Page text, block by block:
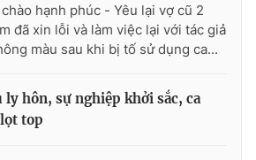
báo VTV
in và báo điện tử số 483/GP-BTTTT
Thủy
Thị Mỹ Hạnh, Phạm Quốc Thắng,
hạnh phúc - Yêu lại vợ cũ 2
đã xin lỗi và làm việc lại với tác giả
màu sau khi bị tố sử dụng ca...
ly hôn, sự nghiệp khởi sắc, ca
top